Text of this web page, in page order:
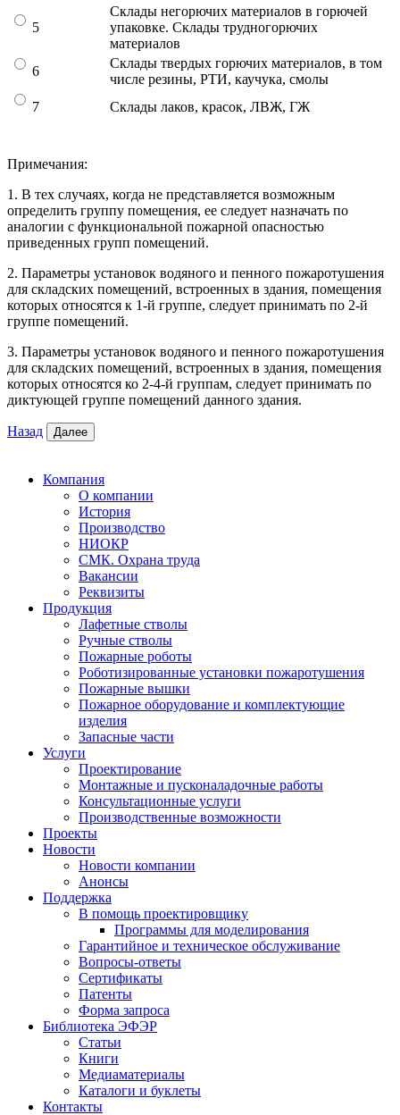
5
Склады негорючих материалов в горючей
упаковке. Склады трудногорючих
материалов
6
Склады твердых горючих материалов, в том
числе резины, РТИ, каучука, смолы
7
Склады лаков, красок, ЛВЖ, ГЖ
Примечания:
1. В тех случаях, когда не представляется возможным
определить группу помещения, ее следует назначать по
аналогии с функциональной пожарной опасностью
приведенных групп помещений.
2. Параметры установок водяного и пенного пожаротушения
для складских помещений, встроенных в здания, помещения
которых относятся к 1-й группе, следует принимать по 2-й
группе помещений.
3. Параметры установок водяного и пенного пожаротушения
для складских помещений, встроенных в здания, помещения
которых относятся ко 2-4-й группам, следует принимать по
диктующей группе помещений данного здания.
Назад Далее
Компания
О компании
История
Производство
НИОКР
СМК. Охрана труда
Вакансии
Реквизиты
Продукция
Лафетные стволы
Ручные стволы
Пожарные роботы
Роботизированные установки пожаротушения
Пожарные вышки
Пожарное оборудование и комплектующие
изделия
Запасные части
Услуги
Проектирование
Монтажные и пусконаладочные работы
Консультационные услуги
Производственные возможности
Проекты
Новости
Новости компании
Анонсы
Поддержка
В помощь проектировщику
Программы для моделирования
Гарантийное и техническое обслуживание
Вопросы-ответы
Сертификаты
Патенты
Форма запроса
Библиотека ЭФЭР
Статьи
Книги
Медиаматериалы
Каталоги и буклеты
Контакты